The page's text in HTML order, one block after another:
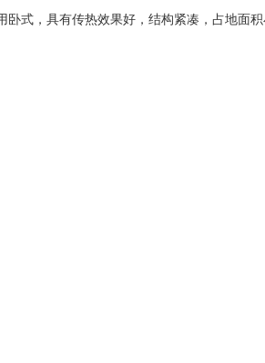
式，具有传热效果好，结构紧凑，占地面